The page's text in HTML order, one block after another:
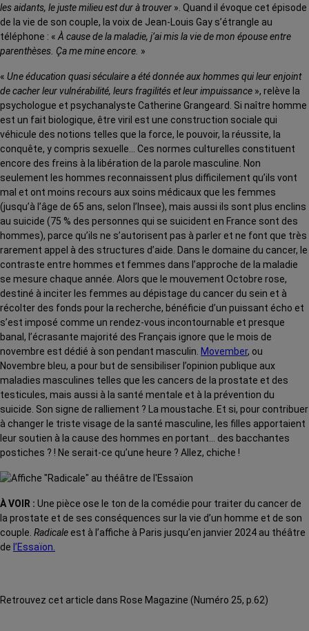
les aidants, le juste milieu est dur à trouver ». Quand il évoque cet épisode
de la vie de son couple, la voix de Jean-Louis Gay s’étrangle au
téléphone : «À cause de la maladie, j’ai mis la vie de mon épouse entre
parenthèses. Ça me mine encore. »
« Une éducation quasi séculaire a été donnée aux hommes qui leur enjoint
de cacher leur vulnérabilité, leurs fragilités et leur impuissance », relève la
psychologue et psychanalyste Catherine Grangeard. Si naître homme
est un fait biologique, être viril est une construction sociale qui
véhicule des notions telles que la force, le pouvoir, la réussite, la
conquête, y compris sexuelle… Ces normes culturelles constituent
encore des freins à la libération de la parole masculine. Non
seulement les hommes reconnaissent plus difficilement qu’ils vont
mal et ont moins recours aux soins médicaux que les femmes
(jusqu’à l’âge de 65 ans, selon l’Insee), mais aussi ils sont plus enclins
au suicide (75 % des personnes qui se suicident en France sont des
hommes), parce qu’ils ne s’autorisent pas à parler et ne font que très
rarement appel à des structures d’aide. Dans le domaine du cancer, le
contraste entre hommes et femmes dans l’approche de la maladie
se mesure chaque année. Alors que le mouvement Octobre rose,
destiné à inciter les femmes au dépistage du cancer du sein et à
récolter des fonds pour la recherche, bénéficie d’un puissant écho et
s’est imposé comme un rendez-vous incontournable et presque
banal, l’écrasante majorité des Français ignore que le mois de
novembre est dédié à son pendant masculin. Movember, ou
Novembre bleu, a pour but de sensibiliser l’opinion publique aux
maladies masculines telles que les cancers de la prostate et des
testicules, mais aussi à la santé mentale et à la prévention du
suicide. Son signe de ralliement ? La moustache. Et si, pour contribuer
à changer le triste visage de la santé masculine, les filles apportaient
leur soutien à la cause des hommes en portant… des bacchantes
postiches ? ! Ne serait-ce qu’une heure ? Allez, chiche !
À VOIR : Une pièce ose le ton de la comédie pour traiter du cancer de
la prostate et de ses conséquences sur la vie d’un homme et de son
couple. Radicale est à l’affiche à Paris jusqu’en janvier 2024 au théâtre
de l’Essaïon.
Retrouvez cet article dans Rose Magazine (Numéro 25, p.62)